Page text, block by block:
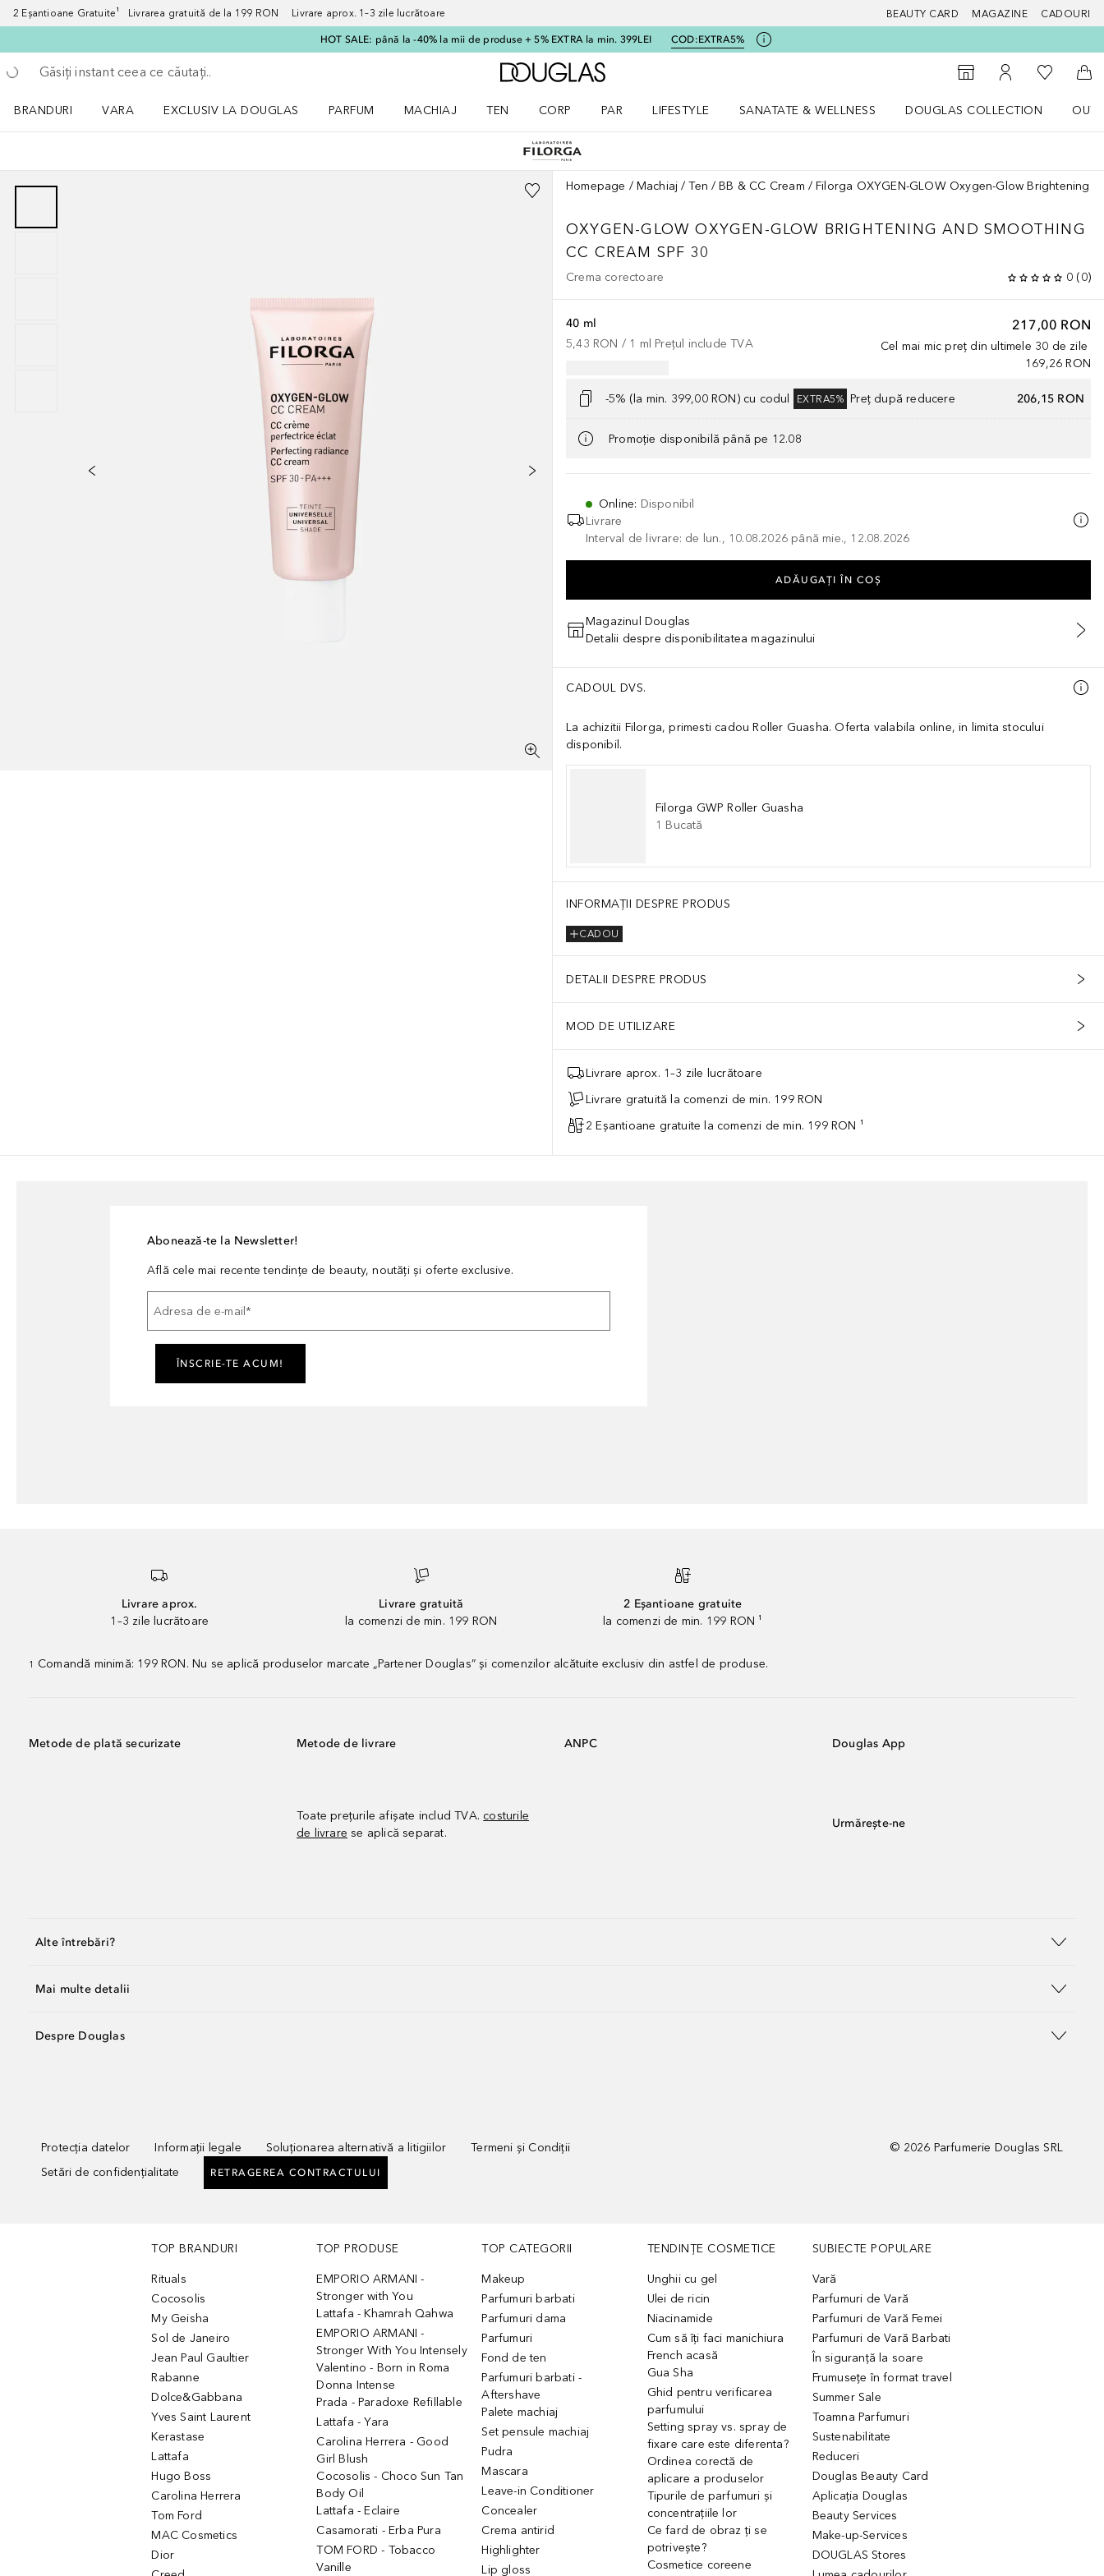
2 Eșantioane Gratuite¹ Livrarea gratuită de la 199 RON Livrare aprox. 1–3 zile lucrătoare BEAUTY CARD MAGAZINE CADOURI
HOT SALE: până la -40% la mii de produse + 5% EXTRA la min. 399LEI COD:EXTRA5%
Înapoi
Executați căutarea
Către pagina principală Douglas
Către Găsire magazin
Către Contul meu
Către
BRANDURI
VARA
EXCLUSIV LA DOUGLAS
PARFUM
MACHIAJ
TEN
CORP
PAR
LIFESTYLE
SANATATE & WELLNESS
DOUGLAS COLLECTION
Homepage Machiaj Ten BB & CC Cream Filorga OXYGEN-GLOW Oxygen-Glow Brightening
OXYGEN-GLOW OXYGEN-GLOW BRIGHTENING AND SMOOTHING
CC CREAM SPF 30
Crema corectoare 0 (0)
217,00 RON
Cel mai mic preț din ultimele 30 de zile
169,26 RON
40 ml
5,43 RON / 1 ml Prețul include TVA
-5% (la min. 399,00 RON) cu codul EXTRA5% Preț după reducere 206,15 RON
Promoție disponibilă până pe 12.08
Online: Disponibil
Livrare
Interval de livrare: de lun., 10.08.2026 până mie., 12.08.2026
ADĂUGAȚI ÎN COŞ
Magazinul Douglas
Detalii despre disponibilitatea magazinului
CADOUL DVS.
La achizitii Filorga, primesti cadou Roller Guasha. Oferta valabila online, in limita stocului
disponibil.
Filorga GWP Roller Guasha
1 Bucată
INFORMAȚII DESPRE PRODUS
CADOU
DETALII DESPRE PRODUS
MOD DE UTILIZARE
Livrare aprox. 1–3 zile lucrătoare
Livrare gratuită la comenzi de min. 199 RON
2 Eșantioane gratuite la comenzi de min. 199 RON ¹
Abonează-te la Newsletter!
Află cele mai recente tendințe de beauty, noutăți și oferte exclusive.
Adresa de e-mail *
ÎNSCRIE-TE ACUM!
Livrare aprox.
1–3 zile lucrătoare
Livrare gratuită
la comenzi de min. 199 RON
2 Eșantioane gratuite
la comenzi de min. 199 RON ¹
1 Comandă minimă: 199 RON. Nu se aplică produselor marcate „Partener Douglas” și comenzilor alcătuite exclusiv din astfel de produse.
Metode de plată securizate Metode de livrare
Toate prețurile afișate includ TVA. costurile
de livrare se aplică separat.
ANPC Douglas App
Urmărește-ne
Alte întrebări?
Mai multe detalii
Despre Douglas
Protecția datelor Informații legale Soluționarea alternativă a litigiilor
Termeni și Condiții
Setări de confidențialitate
RETRAGEREA CONTRACTULUI
© 2026 Parfumerie Douglas SRL
TOP BRANDURI
Rituals
Cocosolis
My Geisha
Sol de Janeiro
Jean Paul Gaultier
Rabanne
Dolce&Gabbana
Yves Saint Laurent
Kerastase
Lattafa
Hugo Boss
Carolina Herrera
Tom Ford
MAC Cosmetics
Dior
TOP PRODUSE
EMPORIO ARMANI -
Stronger with You
Lattafa - Khamrah Qahwa
EMPORIO ARMANI -
Stronger With You Intensely
Valentino - Born in Roma
Donna Intense
Prada - Paradoxe Refillable
Lattafa - Yara
Carolina Herrera - Good
Girl Blush
Cocosolis - Choco Sun Tan
Body Oil
Lattafa - Eclaire
Casamorati - Erba Pura
TOM FORD - Tobacco
Vanille
TOP CATEGORII
Makeup
Parfumuri barbati
Parfumuri dama
Parfumuri
Fond de ten
Parfumuri barbati -
Aftershave
Palete machiaj
Set pensule machiaj
Pudra
Mascara
Leave-in Conditioner
Concealer
Crema antirid
Highlighter
Lip gloss
TENDINȚE COSMETICE
Unghii cu gel
Ulei de ricin
Niacinamide
Cum să îți faci manichiura
French acasă
Gua Sha
Ghid pentru verificarea
parfumului
Setting spray vs. spray de
fixare care este diferenta?
Ordinea corectă de
aplicare a produselor
Tipurile de parfumuri și
concentrațiile lor
Ce fard de obraz ți se
potrivește?
Cosmetice coreene
SUBIECTE POPULARE
Vară
Parfumuri de Vară
Parfumuri de Vară Femei
Parfumuri de Vară Barbati
În siguranță la soare
Frumusețe în format travel
Summer Sale
Toamna Parfumuri
Sustenabilitate
Reduceri
Douglas Beauty Card
Aplicația Douglas
Beauty Services
Make-up-Services
DOUGLAS Stores